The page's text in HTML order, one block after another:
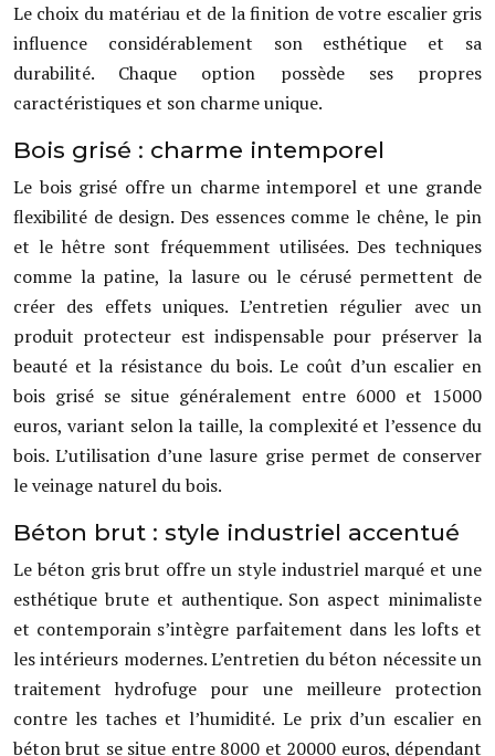
Le choix du matériau et de la finition de votre escalier gris
influence considérablement son esthétique et sa
durabilité. Chaque option possède ses propres
caractéristiques et son charme unique.
Bois grisé : charme intemporel
Le bois grisé offre un charme intemporel et une grande
flexibilité de design. Des essences comme le chêne, le pin
et le hêtre sont fréquemment utilisées. Des techniques
comme la patine, la lasure ou le cérusé permettent de
créer des effets uniques. L’entretien régulier avec un
produit protecteur est indispensable pour préserver la
beauté et la résistance du bois. Le coût d’un escalier en
bois grisé se situe généralement entre 6000 et 15000
euros, variant selon la taille, la complexité et l’essence du
bois. L’utilisation d’une lasure grise permet de conserver
le veinage naturel du bois.
Béton brut : style industriel accentué
Le béton gris brut offre un style industriel marqué et une
esthétique brute et authentique. Son aspect minimaliste
et contemporain s’intègre parfaitement dans les lofts et
les intérieurs modernes. L’entretien du béton nécessite un
traitement hydrofuge pour une meilleure protection
contre les taches et l’humidité. Le prix d’un escalier en
béton brut se situe entre 8000 et 20000 euros, dépendant